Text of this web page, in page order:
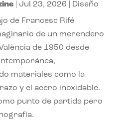
| Jul 23, 2026 Diseño
de Francesc Rifé
de un merendero
de 1950 desde
materiales como la
y el acero inoxidable.
punto de partida pero